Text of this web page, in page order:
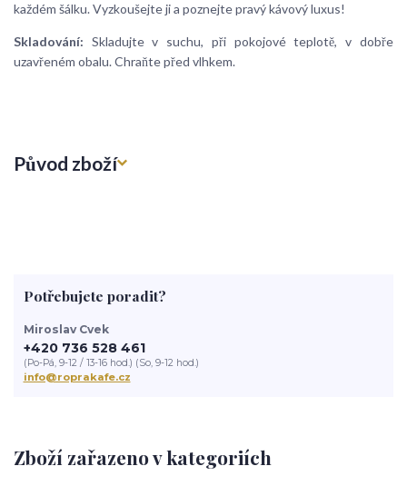
každém šálku. Vyzkoušejte ji a poznejte pravý kávový luxus!
Skladování: Skladujte v suchu, při pokojové teplotě, v dobře
uzavřeném obalu. Chraňte před vlhkem.
Původ zboží
Zboží zařazeno v kategoriích
Potřebujete poradit?
Miroslav Cvek
+420 736 528 461
(Po-Pá, 9-12 / 13-16 hod.) (So, 9-12 hod.)
info@roprakafe.cz